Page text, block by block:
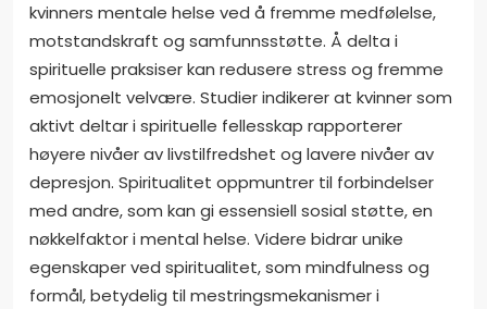
kvinners mentale helse ved å fremme medfølelse,
motstandskraft og samfunnsstøtte. Å delta i
spirituelle praksiser kan redusere stress og fremme
emosjonelt velvære. Studier indikerer at kvinner som
aktivt deltar i spirituelle fellesskap rapporterer
høyere nivåer av livstilfredshet og lavere nivåer av
depresjon. Spiritualitet oppmuntrer til forbindelser
med andre, som kan gi essensiell sosial støtte, en
nøkkelfaktor i mental helse. Videre bidrar unike
egenskaper ved spiritualitet, som mindfulness og
formål, betydelig til mestringsmekanismer i